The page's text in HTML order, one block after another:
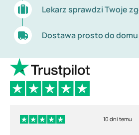
Lekarz sprawdzi Twoje
Dostawa prosto do domu
10 dni temu